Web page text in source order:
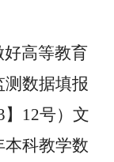
高等教育
测数据填报
】12号）文
本科教学数